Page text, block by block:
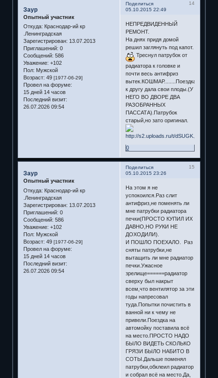
Поделиться
14
05.10.2015 22:49
Заур
Опытный участник
Откуда: Краснодар-ий кр
.Ленинградская
Зарегистрирован: 13.07.2013
Приглашений: 0
Сообщений: 586
Уважение: +102
Пол: Мужской
Возраст: 49 [1977-06-29]
Провел на форуме:
15 дней 14 часов
Последний визит:
26.07.2026 09:54
НЕПРЕДВИДЕННЫЙ
РЕМОНТ.
На днях придя домой
решил заглянуть под капот.
Треснул патрубок от
радиатора к головке и
почти весь антифриз
вытек.КОШМАР........Поездка
к другу дала свои плоды.(У
НЕГО ВО ДВОРЕ ДВА
РАЗОБРАННЫХ
ПАССАТА).Патрубок
старый,но зато оригинал.
0
Поделиться
15
05.10.2015 23:26
Заур
Опытный участник
Откуда: Краснодар-ий кр
.Ленинградская
Зарегистрирован: 13.07.2013
Приглашений: 0
Сообщений: 586
Уважение: +102
Пол: Мужской
Возраст: 49 [1977-06-29]
Провел на форуме:
15 дней 14 часов
Последний визит:
26.07.2026 09:54
На этом я не
успокоился.Раз слит
антифриз,не поменять ли
мне патрубки радиатора
печки(ПРОСТО КУПИЛ ИХ
ДАВНО,НО РУКИ НЕ
ДОХОДИЛИ).
И ПОШЛО ПОЕХАЛО. Раз
сняты патрубки,не
вытащить ли мне радиатор
печки.Ужасное
зрелище======радиатор
сверху был накрыт
всем,что вентилятор за эти
годы напресовал
туда.Попытки почистить в
ванной ни к чему не
привели.Поездка на
автомойку поставила всё
на место.ПРОСТО НАДО
БЫЛО ВИДЕТЬ СКОЛЬКО
ГРЯЗИ БЫЛО НАБИТО В
СОТЫ.Дальше поменял
патрубки,обклеил радиатор
и собрал всё на место.Да,